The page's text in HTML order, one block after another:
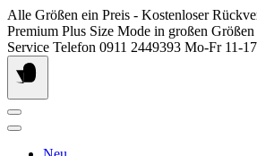
Springen
Sie
zum
Inhalt
Alle Größen ein Preis - Kostenloser
Premium Plus Size Mode in großen
Service Telefon 0911 2449393 Mo-Fr 11-